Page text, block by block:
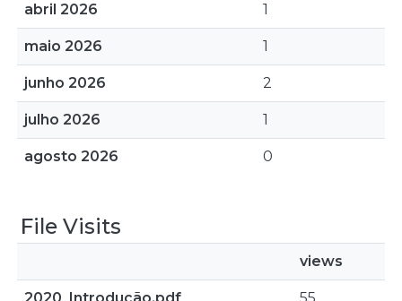
abril 2026 1
maio 2026 1
junho 2026 2
julho 2026 1
agosto 2026 0
File Visits
views